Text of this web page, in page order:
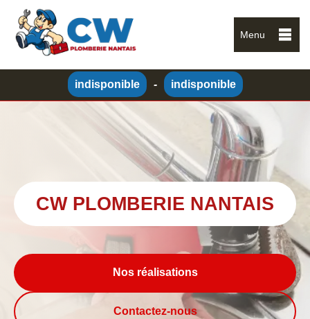
Menu
indisponible - indisponible
CW PLOMBERIE NANTAIS
Nos réalisations
Contactez-nous